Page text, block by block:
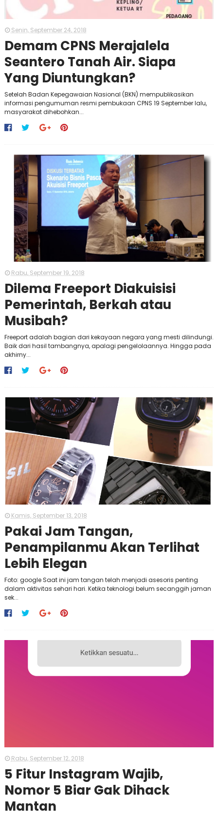
Senin, September 24, 2018
Demam CPNS Merajalela
Seantero Tanah Air. Siapa
Yang Diuntungkan?
Setelah Badan Kepegawaian Nasional (BKN) mempublikasikan
informasi pengumuman resmi pembukaan CPNS 19 September lalu,
masyarakat dihebohkan...
Rabu, September 19, 2018
Dilema Freeport Diakuisisi
Pemerintah, Berkah atau
Musibah?
Freeport adalah bagian dari kekayaan negara yang mesti dilindungi.
Baik dari hasil tambangnya, apalagi pengelolaannya. Hingga pada
akhirny...
Kamis, September 13, 2018
Pakai Jam Tangan,
Penampilanmu Akan Terlihat
Lebih Elegan
Foto: google Saat ini jam tangan telah menjadi asesoris penting
dalam aktivitas sehari hari. Ketika teknologi belum secanggih jaman
sek...
Rabu, September 12, 2018
5 Fitur Instagram Wajib,
Nomor 5 Biar Gak Dihack
Mantan